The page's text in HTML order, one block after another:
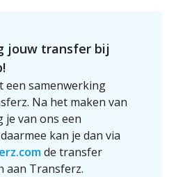
jouw transfer bij
een samenwerking
Na het maken van
van ons een
kan je dan via
de transfer
aan Transferz.